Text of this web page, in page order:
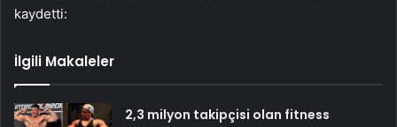
kaydetti:
İlgili Makaleler
2,3 milyon takipçisi olan fitness